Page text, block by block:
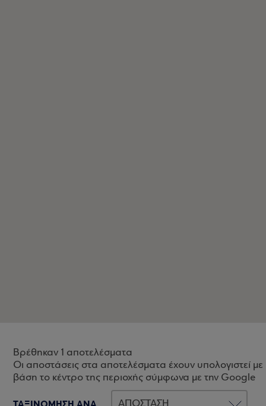
Βρέθηκαν 1 αποτελέσματα
Οι αποστάσεις στα αποτελέσματα έχουν υπολογιστεί με
βάση το κέντρο της περιοχής σύμφωνα με την Google